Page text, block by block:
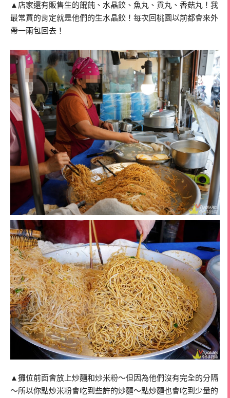
▲店家還有販售生的餛飩、水晶餃、魚丸、貢丸、香菇丸！我
最常買的肯定就是他們的生水晶餃！每次回桃園以前都會來外
帶一兩包回去！
▲攤位前面會放上炒麵和炒米粉～但因為他們沒有完全的分隔
～所以你點炒米粉會吃到些許的炒麵～點炒麵也會吃到少量的